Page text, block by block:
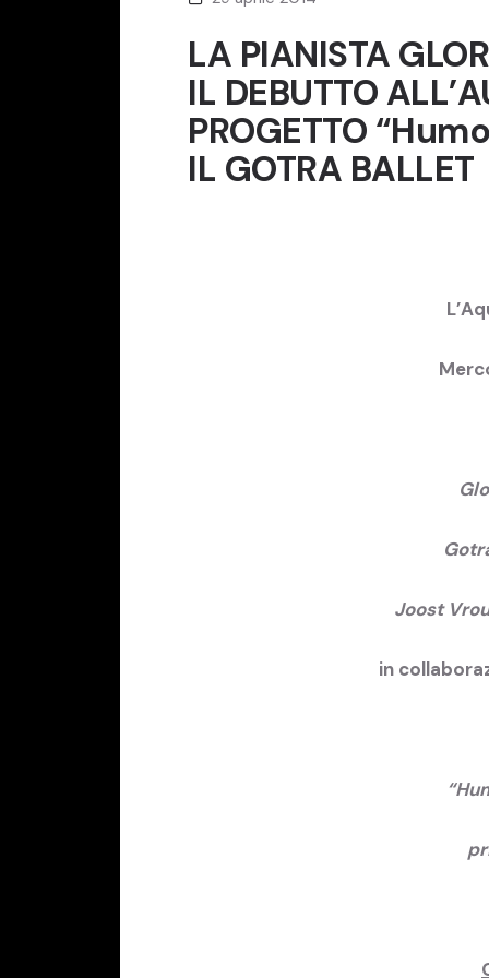
LA PIANISTA
IL DEBUTTO
PROGETTO
IL GOTRA BALLET
Joost
in